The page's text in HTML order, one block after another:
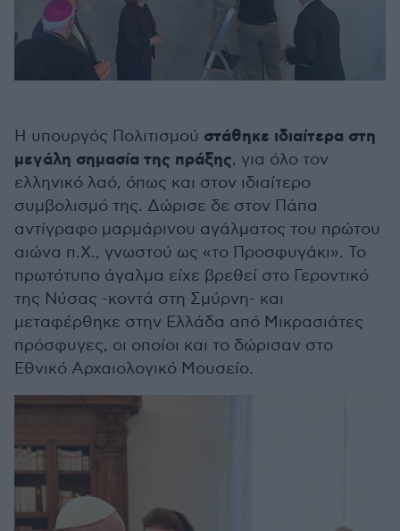
Η υπουργός Πολιτισμού στάθηκε ιδιαίτερα στη
μεγάλη σημασία της πράξης, για όλο τον
ελληνικό λαό, όπως και στον ιδιαίτερο
συμβολισμό της. Δώρισε δε στον Πάπα
αντίγραφο μαρμάρινου αγάλματος του πρώτου
αιώνα π.Χ., γνωστού ως «το Προσφυγάκι». Το
πρωτότυπο άγαλμα είχε βρεθεί στο Γεροντικό
της Νύσας -κοντά στη Σμύρνη- και
μεταφέρθηκε στην Ελλάδα από Μικρασιάτες
πρόσφυγες, οι οποίοι και το δώρισαν στο
Εθνικό Αρχαιολογικό Μουσείο.